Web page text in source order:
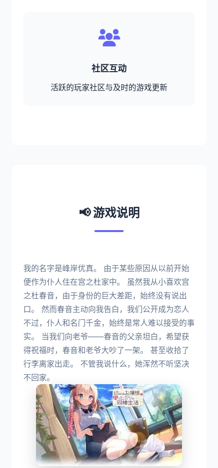
社区互动
活跃的玩家社区与及时的游戏更新
📢 游戏说明
我的名字是峰岸优真。 由于某些原因从以前开始
便作为仆人住在宫之杜家中。 虽然我从小喜欢宫
之杜春音，由于身份的巨大差距，始终没有说出
口。 然而春音主动向我告白，我们公开成为恋人
不过，仆人和名门千金，始终是常人难以接受的事
实。 当我们向老爷——春音的父亲坦白，希望获
得祝福时，春音和老爷大吵了一架。 甚至收拾了
行李离家出走。 不管我说什么，她浑然不听坚决
不回家。